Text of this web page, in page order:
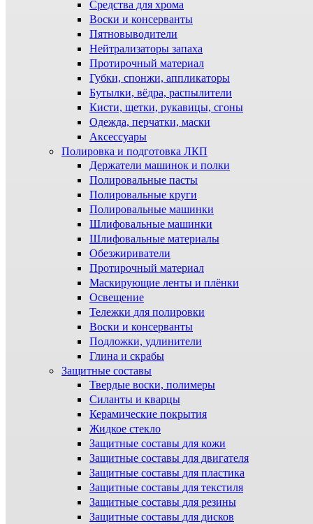
Средства для хрома
Воски и консерванты
Пятновыводители
Нейтрализаторы запаха
Протирочный материал
Губки, спонжи, аппликаторы
Бутылки, вёдра, распылители
Кисти, щетки, рукавицы, сгоны
Одежда, перчатки, маски
Аксессуары
Полировка и подготовка ЛКП
Держатели машинок и полки
Полировальные пасты
Полировальные круги
Полировальные машинки
Шлифовальные машинки
Шлифовальные материалы
Обезжириватели
Протирочный материал
Маскирующие ленты и плёнки
Освещение
Тележки для полировки
Воски и консерванты
Подложки, удлинители
Глина и скрабы
Защитные составы
Твердые воски, полимеры
Силанты и кварцы
Керамические покрытия
Жидкое стекло
Защитные составы для кожи
Защитные составы для двигателя
Защитные составы для пластика
Защитные составы для текстиля
Защитные составы для резины
Защитные составы для дисков